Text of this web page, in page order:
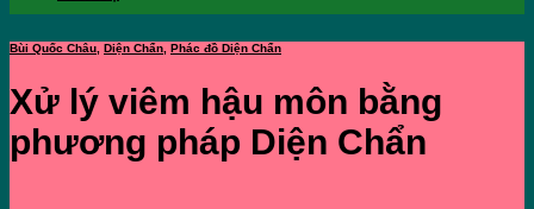
Bùi Quốc Châu Diện Chẩn Phác đồ Diện Chẩn
Xử lý viêm hậu môn bằng
phương pháp Diện Chẩn